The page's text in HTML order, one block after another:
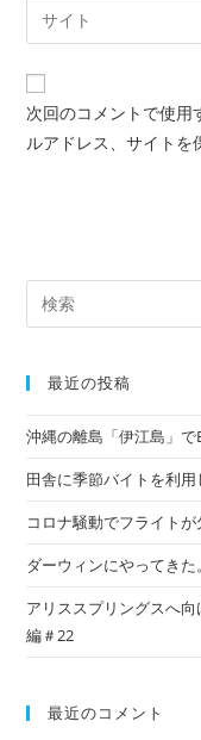
次回のコメントで使用
ルアドレス、サイトを
最近の投稿
沖縄の離島「伊江島」で
田舎に季節バイトを利
コロナ騒動でフライト
ダーウィンにやってき
アリススプリングスへ
編＃22
最近のコメント